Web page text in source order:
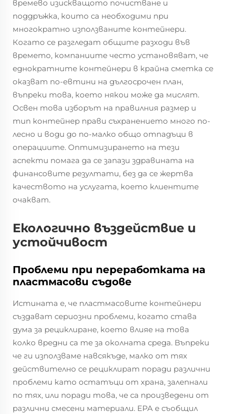
времево изискващото почистване и
поддръжка, които са необходими при
многократно използваните контейнери.
Когато се разгледат общите разходи във
времето, компаниите често установяват, че
еднократните контейнери в крайна сметка се
оказват по-евтини на дългосрочен план,
въпреки това, което някои може да мислят.
Освен това изборът на правилния размер и
тип контейнер прави съхранението много по-
лесно и води до по-малко общо отпадъци в
операциите. Оптимизирането на тези
аспекти помага да се запази здравината на
финансовите резултати, без да се жертва
качеството на услугата, което клиентите
очакват.
Екологично въздействие и
устойчивост
Проблеми при переработката на
пластмасови съдове
Истината е, че пластмасовите контейнери
създават сериозни проблеми, когато става
дума за рециклиране, което влияе на това
колко вредни са те за околната среда. Въпреки
че ги използваме навсякъде, малко от тях
действително се рециклират поради различни
проблеми като остатъци от храна, залепнали
по тях, или поради това, че са произведени от
различни смесени материали. EPA е съобщил